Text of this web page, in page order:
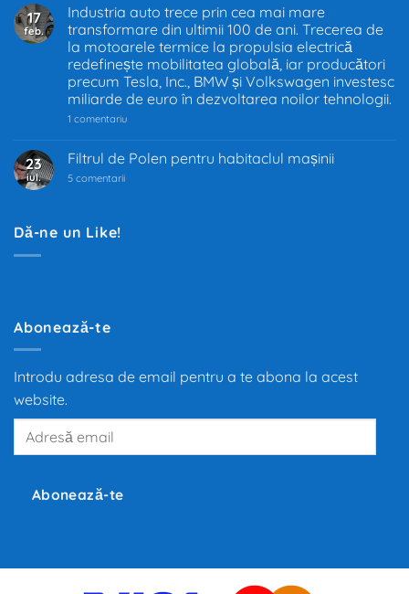
termice
în
UE
–
Decizia
care
schimbă
industria
auto
17
feb.
Industria auto trece prin cea mai mare
transformare din ultimii 100 de ani. Trecerea de
la motoarele termice la propulsia electrică
redefinește mobilitatea globală, iar producători
precum Tesla, Inc., BMW și Volkswagen investesc
miliarde de euro în dezvoltarea noilor tehnologii.
1 comentariula
trece
prin
redefinește
dezvoltarea
23
iul.
Filtrul de Polen pentru habitaclul mașinii
5 comentariila
Dă-ne un Like!
Abonează-te
Introdu adresa de email pentru a te abona la acest
website.
Adresă
Abonează-te